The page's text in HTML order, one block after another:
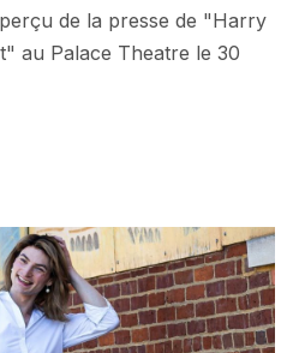
de la presse de "Harry
au Palace Theatre le 30